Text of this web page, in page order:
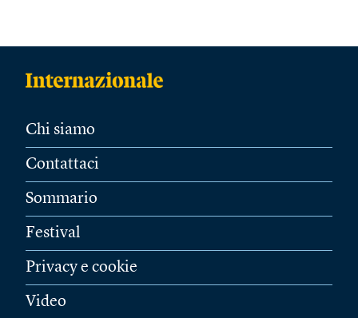
Chi siamo
Contattaci
Sommario
Festival
Privacy e cookie
Video